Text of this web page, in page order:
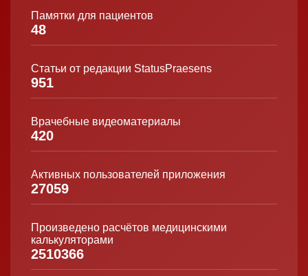
Памятки для пациентов
48
Статьи от редакции StatusPraesens
951
Врачебные видеоматериалы
420
Активных пользователей приложения
27059
Произведено расчётов медицинскими
калькуляторами
2510366